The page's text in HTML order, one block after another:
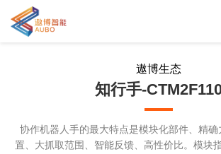
遨博生态
知行手-
协作机器人手的最大特点是模块化部件、精
置、大抓取范围、智能反馈、高性价比。模块